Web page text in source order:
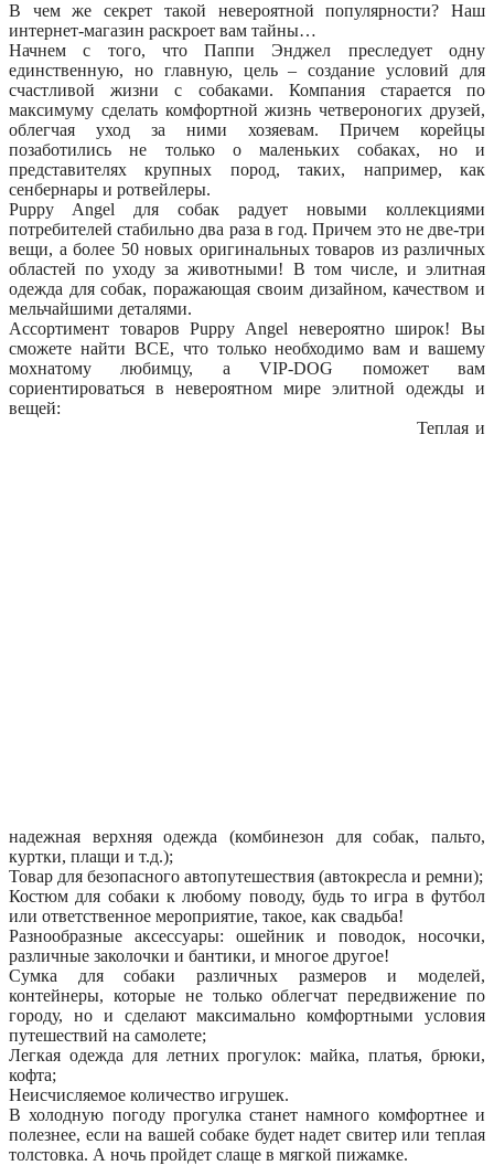
В чем же секрет такой невероятной популярности? Наш
интернет-магазин раскроет вам тайны…
Начнем с того, что Паппи Энджел преследует одну
единственную, но главную, цель – создание условий для
счастливой жизни с собаками. Компания старается по
максимуму сделать комфортной жизнь четвероногих друзей,
облегчая уход за ними хозяевам. Причем корейцы
позаботились не только о маленьких собаках, но и
представителях крупных пород, таких, например, как
сенбернары и ротвейлеры.
Puppy Angel для собак радует новыми коллекциями
потребителей стабильно два раза в год. Причем это не две-три
вещи, а более 50 новых оригинальных товаров из различных
областей по уходу за животными! В том числе, и элитная
одежда для собак, поражающая своим дизайном, качеством и
мельчайшими деталями.
Ассортимент товаров Puppy Angel невероятно широк! Вы
сможете найти ВСЕ, что только необходимо вам и вашему
мохнатому любимцу, а VIP-DOG поможет вам
сориентироваться в невероятном мире элитной одежды и
вещей:
Теплая и
надежная верхняя одежда (комбинезон для собак, пальто,
куртки, плащи и т.д.);
Товар для безопасного автопутешествия (автокресла и ремни);
Костюм для собаки к любому поводу, будь то игра в футбол
или ответственное мероприятие, такое, как свадьба!
Разнообразные аксессуары: ошейник и поводок, носочки,
различные заколочки и бантики, и многое другое!
Сумка для собаки различных размеров и моделей,
контейнеры, которые не только облегчат передвижение по
городу, но и сделают максимально комфортными условия
путешествий на самолете;
Легкая одежда для летних прогулок: майка, платья, брюки,
кофта;
Неисчисляемое количество игрушек.
В холодную погоду прогулка станет намного комфортнее и
полезнее, если на вашей собаке будет надет свитер или теплая
толстовка. А ночь пройдет слаще в мягкой пижамке.